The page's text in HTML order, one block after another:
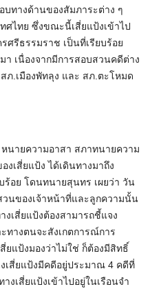
บทางด้านของสัมภาระต่าง ๆ
ศไทย ซึ่งขณะนี้เสี่ยแป้งเข้าไป
ศรีธรรมราช เป็นที่เรียบร้อย
า เนื่องจากมีการสอบสวนคดีต่าง
ภ.เมืองพัทลุง และ สภ.ตะโหมด
ายความอาสา สภาทนายความ
เสี่ยแป้ง ได้เดินทางมาถึง
ร้อย โดนทนายสุนทร เผยว่า วัน
นของเจ้าหน้าที่และลูกความนั้น
เสี่ยแป้งต้องสามารถชี้แจง
ะทางตนจะสังเกตการณ์การ
ยแป้งมองว่าไม่ใช่ ก็ต้องมีสิทธิ์
เสี่ยแป้งมีคดีอยู่ประมาณ 4 คดีที่
งเสี่ยแป้งเข้าไปอยู่ในเรือนจำ